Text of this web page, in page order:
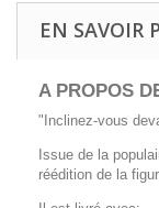
EN SAVOIR
A PROPOS
"Inclinez-vous
Issue de la
réédition de la